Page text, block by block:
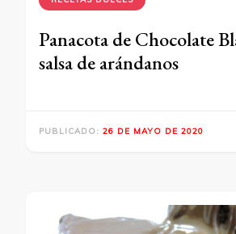
Panacota de Chocolate
salsa de arándanos
PUBLICADO: 26 DE MAYO DE 2020